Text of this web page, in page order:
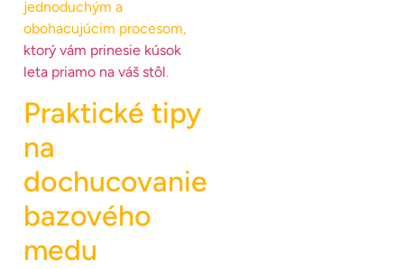
jednoduchým a
obohacujúcim procesom,
ktorý vám prinesie kúsok
leta priamo na váš stôl.
Praktické tipy
na
dochucovanie
bazového
medu